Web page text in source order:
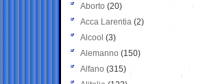
Aborto (20)
Acca Larentia (2)
Alcool (3)
Alemanno (150)
Alfano (315)